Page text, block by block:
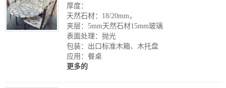
厚度：
天然石材：18/20mm，
夹层：5mm天然石材15mm玻璃
表面处理：抛光
包装：出口标准木箱、木托盘
应用：餐桌
更多的